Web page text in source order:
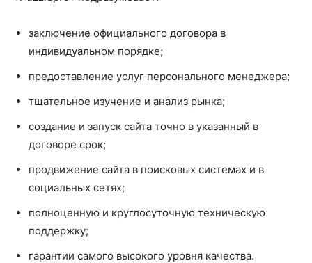
заключение официального договора в
индивидуальном порядке;
предоставление услуг персонального менеджера;
тщательное изучение и анализ рынка;
создание и запуск сайта точно в указанный в
договоре срок;
продвижение сайта в поисковых системах и в
социальных сетях;
полноценную и круглосуточную техническую
поддержку;
гарантии самого высокого уровня качества.